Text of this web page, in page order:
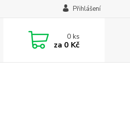
Přihlášení
0ks
za 0 Kč